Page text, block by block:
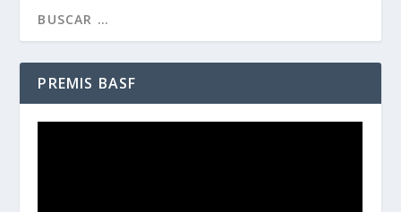
PREMIS BASF